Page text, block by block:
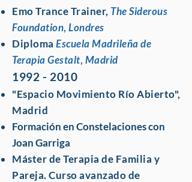
Emo Trance Trainer, The Siderous
Foundation,Londres
DiplomaEscuela Madrileña de
Terapia Gestalt, Madrid
1992 - 2010
"Espacio Movimiento Río Abierto",
Madrid
Formación en Constelaciones con
Joan Garriga
Máster de Terapia de Familia y
Pareja.Curso avanzado de